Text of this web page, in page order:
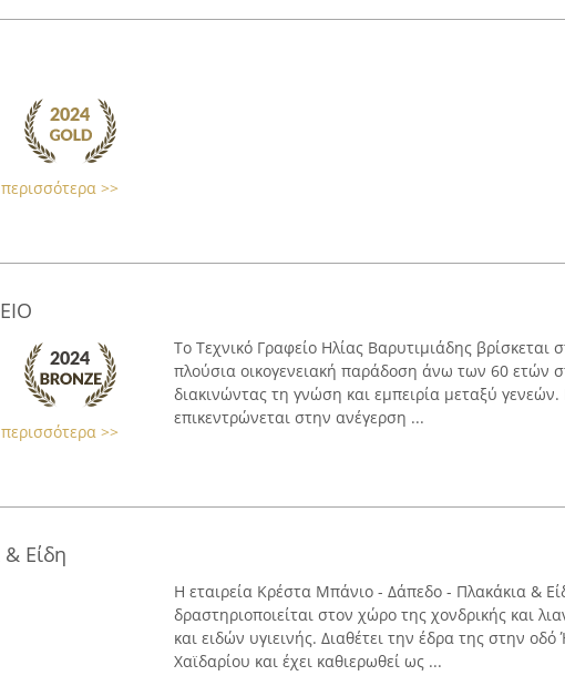
περισσότερα >>
περισσότερα >>
Το Τεχνικό Γραφείο Ηλίας Βαρυτιμιάδης βρίσκεται
πλούσια οικογενειακή παράδοση άνω των 60 ετών
διακινώντας τη γνώση και εμπειρία μεταξύ
επικεντρώνεται στην ανέγερση ...
Είδη
Η εταιρεία Κρέστα Μπάνιο - Δάπεδο - Πλακάκια &
δραστηριοποιείται στον χώρο της χονδρικής και
και ειδών υγιεινής. Διαθέτει την έδρα της στην
Χαϊδαρίου και έχει καθιερωθεί ως ...